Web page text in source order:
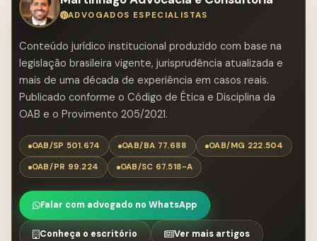
ADVOGADOS ESPECIALISTAS
Conteúdo jurídico institucional produzido com base na
legislação brasileira vigente, jurisprudência atualizada e
mais de uma década de experiência em casos reais.
Publicado conforme o Código de Ética e Disciplina da
OAB e o Provimento 205/2021.
OAB/SP 501.674 OAB/BA 77.688
OAB/MG 222.504
OAB/PR 99.224
OAB/SC 67.518-A
Falar com advogado no WhatsApp
Conheça o escritório Ver mais artigos